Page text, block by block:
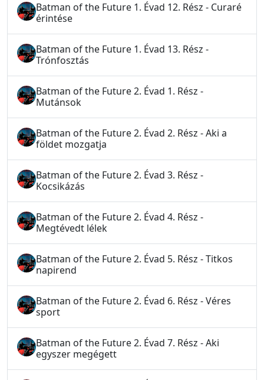
Batman of the Future 1. Évad 12. Rész - Curaré
érintése
Batman of the Future 1. Évad 13. Rész -
Trónfosztás
Batman of the Future 2. Évad 1. Rész -
Mutánsok
Batman of the Future 2. Évad 2. Rész - Aki a
földet mozgatja
Batman of the Future 2. Évad 3. Rész -
Kocsikázás
Batman of the Future 2. Évad 4. Rész -
Megtévedt lélek
Batman of the Future 2. Évad 5. Rész - Titkos
napirend
Batman of the Future 2. Évad 6. Rész - Véres
sport
Batman of the Future 2. Évad 7. Rész - Aki
egyszer megégett